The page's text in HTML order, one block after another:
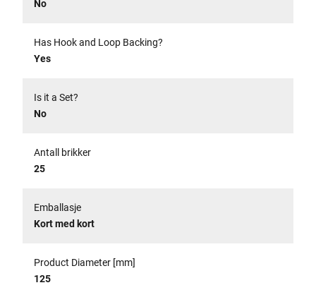
No
Has Hook and Loop Backing?
Yes
Is it a Set?
No
Antall brikker
25
Emballasje
Kort med kort
Product Diameter [mm]
125